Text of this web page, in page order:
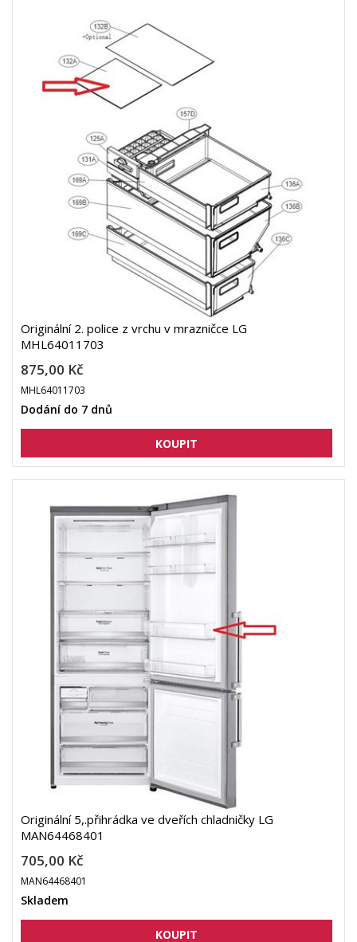
Originální 2. police z vrchu v mrazničce LG
MHL64011703
875,00 Kč
MHL64011703
Dodání do 7 dnů
Originální 5,.přihrádka ve dveřích chladničky LG
MAN64468401
705,00 Kč
MAN64468401
Skladem